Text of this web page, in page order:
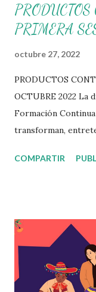
PRODUCTOS
PRIMERA
octubre 27, 2022
PRODUCTOS
OCTUBRE 2022 La
Formación
transforman,
una guía de trabajo
propone que el
su organización, la
necesidades de la
emprender para
COMPARTIR